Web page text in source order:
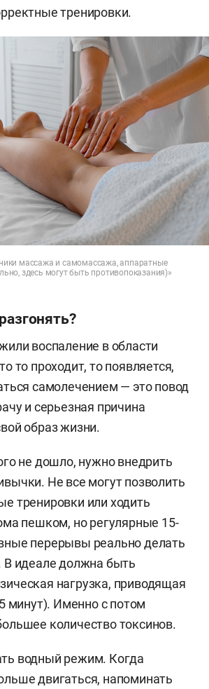
тренировки.
массажа и самомассажа, аппаратные
здесь могут быть противопоказания)»
воспаление в области
то проходит, то появляется,
самолечением — это повод
и серьезная причина
образ жизни.
не дошло, нужно внедрить
Не все могут позволить
тренировки или ходить
пешком, но регулярные 15-
перерывы реально делать
В идеале должна быть
нагрузка, приводящая
минут). Именно с потом
количество токсинов.
водный режим. Когда
двигаться, напоминать